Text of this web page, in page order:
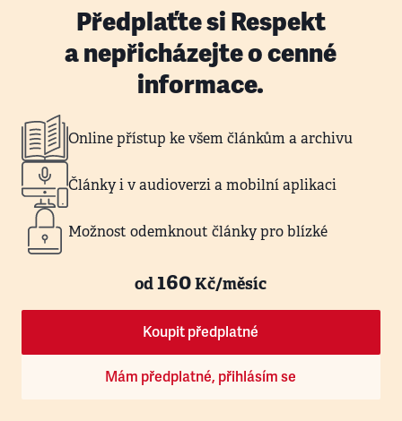
Předplaťte si Respekt
a nepřicházejte o cenné
informace.
Online přístup ke všem článkům a archivu
Články i v audioverzi a mobilní aplikaci
Možnost odemknout články pro blízké
od160Kč/měsíc
Koupit předplatné
Mám předplatné, přihlásím se